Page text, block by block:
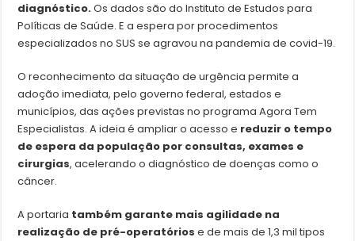
diagnóstico.Os dados são do Instituto de Estudos para
Políticas de Saúde. E a espera por procedimentos
especializados no SUS se agravou na pandemia de covid-19.
O reconhecimento da situação de urgência permite a
adoção imediata, pelo governo federal, estados e
municípios, das ações previstas no programa Agora Tem
Especialistas. A ideia é ampliar o acesso e reduzir o tempo
de espera da população por consultas, exames e
cirurgias, acelerando o diagnóstico de doenças como o
câncer.
A portaria também garante mais agilidade na
realização de pré-operatórios e de mais de 1,3 mil tipos